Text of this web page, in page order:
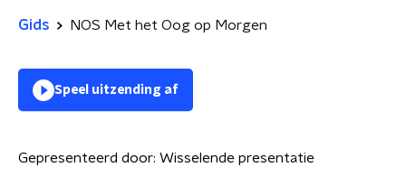
Gids NOS Met het Oog op Morgen
Speel uitzending af
Gepresenteerd door: Wisselende presentatie